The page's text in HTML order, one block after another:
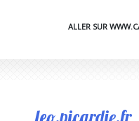
ALLER SUR
leo.picardie.fr